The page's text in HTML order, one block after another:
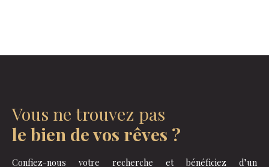
Vous ne trouvez pas
le bien de vos rêves ?
Confiez-nous votre recherche et bénéficiez d’un